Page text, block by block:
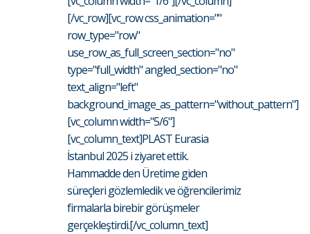
[/vc_row][vc_row css_animation=""
row_type="row"
use_row_as_full_screen_section="no"
type="full_width" angled_section="no"
text_align="left"
background_image_as_pattern="without_pattern"]
[vc_column width="5/6"]
[vc_column_text]PLAST Eurasia
İstanbul 2025 i ziyaret ettik.
Hammadde den Üretime giden
süreçleri gözlemledik ve öğrencilerimiz
firmalarla birebir görüşmeler
gerçekleştirdi.[/vc_column_text]